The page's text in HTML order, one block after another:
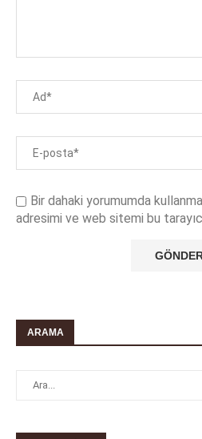
Bir dahaki yorumumda
adresimi ve web sitemi bu
ARAMA